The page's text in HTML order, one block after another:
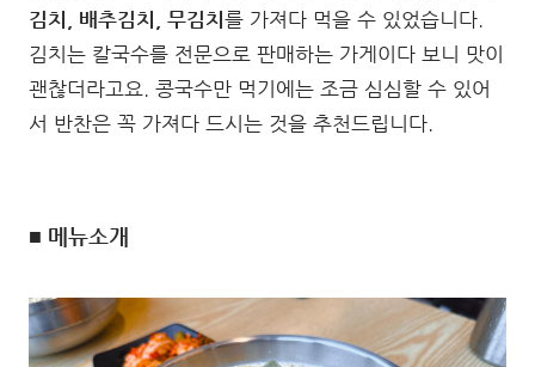
김치, 배추김치, 무김치 를 가져다 먹을 수 있었습니다.
김치는 칼국수를 전문으로 판매하는 가게이다 보니 맛이
괜찮더라고요. 콩국수만 먹기에는 조금 심심할 수 있어
서 반찬은 꼭 가져다 드시는 것을 추천드립니다.
■ 메뉴소개